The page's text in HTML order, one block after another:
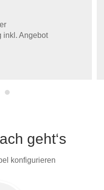
inkl. Angebot
geht‘s
konfigurieren